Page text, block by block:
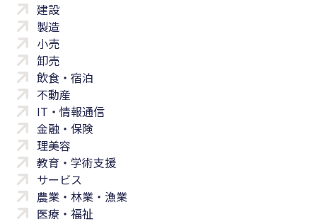
建設
製造
小売
卸売
飲食・宿泊
不動産
IT・情報通信
金融・保険
理美容
教育・学術支援
サービス
農業・林業・漁業
医療・福祉